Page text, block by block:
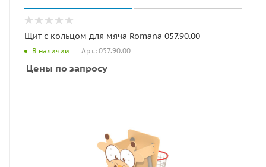
Щит с кольцом для мяча Romana 057.90.00
В наличии Арт.: 057.90.00
Цены по запросу